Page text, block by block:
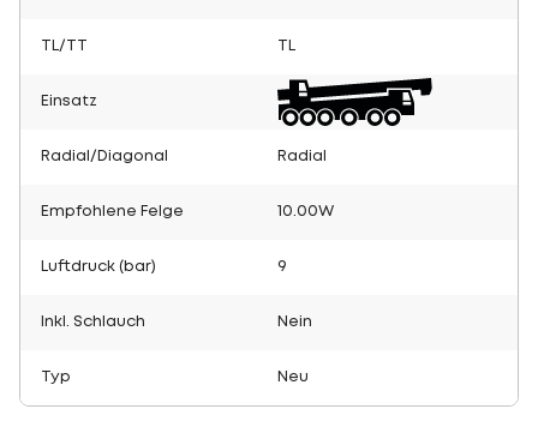
TL/TT TL
Einsatz
Radial/Diagonal Radial
Empfohlene Felge 10.00W
Luftdruck (bar) 9
Inkl. Schlauch Nein
Typ Neu